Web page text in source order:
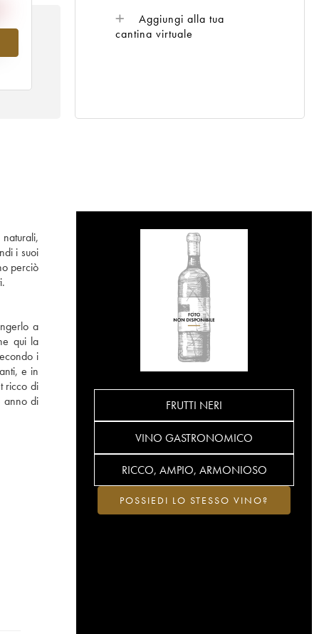
Aggiungi alla tua
cantina virtuale
i suoi
perciò
a
qui la
i
e in
ricco di
anno di
FRUTTI NERI
VINO GASTRONOMICO
RICCO, AMPIO, ARMONIOSO
POSSIEDI LO STESSO VINO?